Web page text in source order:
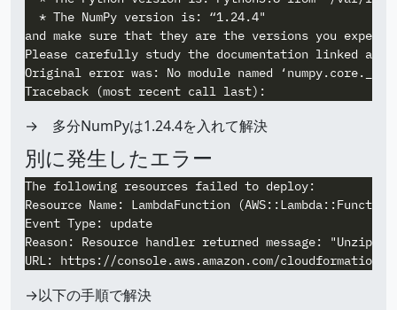
  * The NumPy version is: “1.24.4"
and make sure that they are the versions you expect.
Please carefully study the documentation linked
Original error was: No module named
→ 多分NumPyは1.24.4を入れて解決
別に発生したエラー
The following resources failed to deploy:
Resource Name: LambdaFunction
Event Type: update
Reason: Resource handler returned message:
→以下の手順で解決